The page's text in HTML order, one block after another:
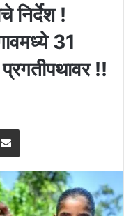
निर्देश !
31
!!
Share via Email